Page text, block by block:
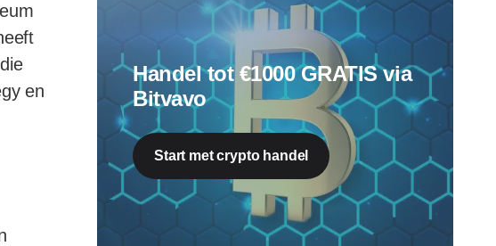
en
Handel tot €1000 GRATIS via
Bitvavo
Start met crypto handel